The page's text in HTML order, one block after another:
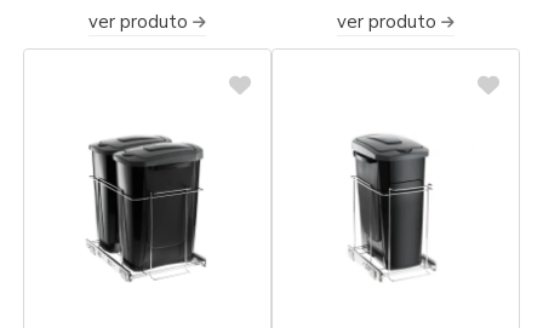
ver produto ver produto